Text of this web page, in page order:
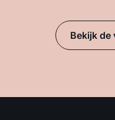
Bekijk de